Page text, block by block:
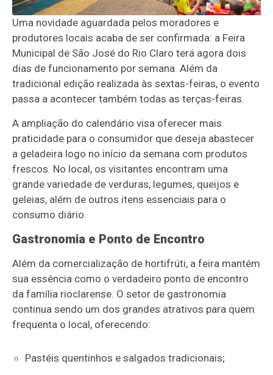
Uma novidade aguardada pelos moradores e
produtores locais acaba de ser confirmada: a Feira
Municipal de São José do Rio Claro terá agora dois
dias de funcionamento por semana. Além da
tradicional edição realizada às sextas-feiras, o evento
passa a acontecer também todas as terças-feiras.
A ampliação do calendário visa oferecer mais
praticidade para o consumidor que deseja abastecer
a geladeira logo no início da semana com produtos
frescos. No local, os visitantes encontram uma
grande variedade de verduras, legumes, queijos e
geleias, além de outros itens essenciais para o
consumo diário.
Gastronomia e Ponto de Encontro
Além da comercialização de hortifrúti, a feira mantém
sua essência como o verdadeiro ponto de encontro
da família rioclarense. O setor de gastronomia
continua sendo um dos grandes atrativos para quem
frequenta o local, oferecendo:
Pastéis quentinhos e salgados tradicionais;